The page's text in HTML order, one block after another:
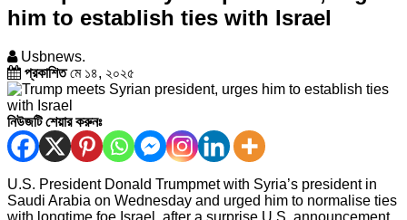
him to establish ties with Israel
Usbnews.
প্রকাশিতমে ১৪, ২০২৫
নিউজটি শেয়ার করুনঃ
U.S. President Donald Trumpmet with Syria’s president in
Saudi Arabia on Wednesday and urged him to normalise ties